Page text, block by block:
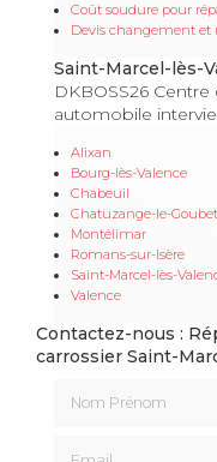
Coût soudure pour
Devis changement et
Saint-Marcel-lès-
DKBOSS26
automobile
Alixan
Bourg-lès-Valence
Chabeuil
Chatuzange-le-Goubet
Montélimar
Romans-sur-Isère
Saint-Marcel-lès-
Valence
Contactez-nous :
carrossier Saint-